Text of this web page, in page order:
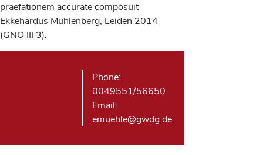
praefationem accurate composuit
Ekkehardus Mühlenberg, Leiden 2014
(GNO III 3).
Phone:
0049551/56650
Email:
emuehle@gwdg.de